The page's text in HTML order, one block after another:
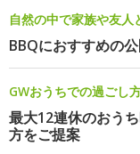
自然の中で家族や友人
BBQにおすすめの
GWおうちでの過ごし
最大12連休のおう
方をご提案